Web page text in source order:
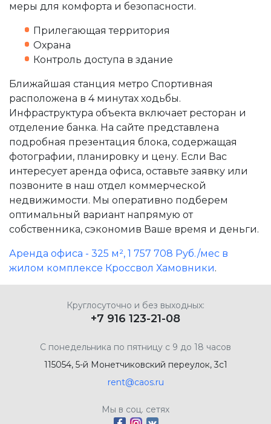
меры для комфорта и безопасности.
Прилегающая территория
Охрана
Контроль доступа в здание
Ближайшая станция метро Спортивная
расположена в 4 минутах ходьбы.
Инфраструктура объекта включает ресторан и
отделение банка. На сайте представлена
подробная презентация блока, содержащая
фотографии, планировку и цену. Если Вас
интересует аренда офиса, оставьте заявку или
позвоните в наш отдел коммерческой
недвижимости. Мы оперативно подберем
оптимальный вариант напрямую от
собственника, сэкономив Ваше время и деньги.
Аренда офиса - 325 м², 1 757 708 Руб./мес в
жилом комплексе Кроссвол Хамовники.
Круглосуточно и без выходных:
+7 916 123-21-08
С понедельника по пятницу с 9 до 18 часов
115054, 5-й Монетчиковский переулок, 3с1
rent@caos.ru
Мы в соц. сетях